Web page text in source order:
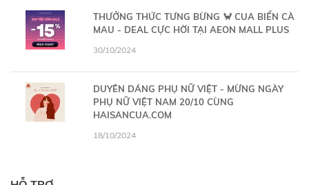
THƯỞNG THỨC TƯNG BỪNG 🦀 CUA BIỂN CÀ
MAU - DEAL CỰC HỜI TẠI AEON MALL PLUS
30/10/2024
DUYÊN DÁNG PHỤ NỮ VIỆT - MỪNG NGÀY
PHỤ NỮ VIỆT NAM 20/10 CÙNG
HAISANCUA.COM
18/10/2024